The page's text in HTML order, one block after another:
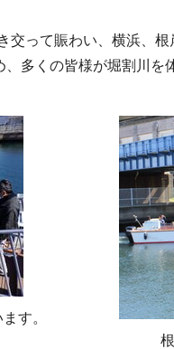
って賑わい、横浜、
多くの皆様が堀割川を
す。